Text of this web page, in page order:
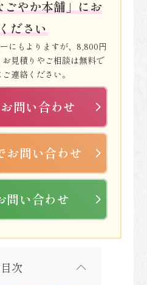
やか本舗」にお
ださい
にもよりますが、8,800円
見積りやご相談は無料で
連絡ください。
問い合わせ
お問い合わせ
い合わせ
次